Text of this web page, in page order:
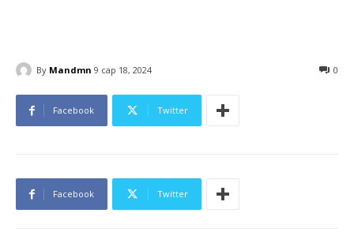
By Mandmn 9 сар 18, 2024 0
Facebook Twitter
Facebook Twitter